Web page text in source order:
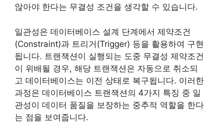
않아야 한다는 무결성 조건을 생각할 수 있습니다.
일관성은 데이터베이스 설계 단계에서 제약조건
(Constraint)과 트리거(Trigger) 등을 활용하여 구현
됩니다. 트랜잭션이 실행되는 도중 무결성 제약조건
이 위배될 경우, 해당 트랜잭션은 자동으로 취소되
고 데이터베이스는 이전 상태로 복구됩니다. 이러한
과정은 데이터베이스 트랜잭션의 4가지 특징 중 일
관성이 데이터 품질을 보장하는 중추적 역할을 한다
는 점을 보여줍니다.